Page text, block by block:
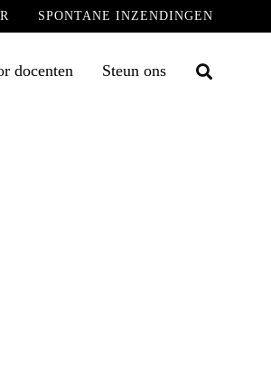
SPONTANE INZENDINGEN
docenten
Steun ons